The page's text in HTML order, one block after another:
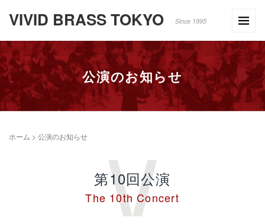
VIVID BRASS TOKYO Since 1995
公演のお知らせ
ホーム > 公演のお知らせ
第10回公演
The 10th Concert